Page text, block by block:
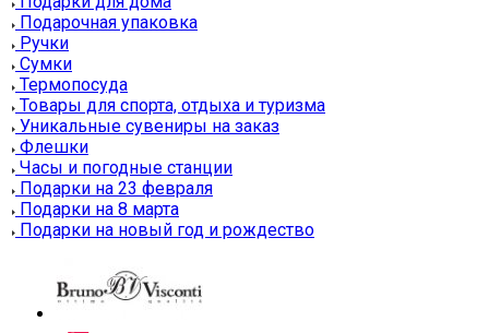
Подарочная упаковка
Ручки
Сумки
Термопосуда
Товары для спорта, отдыха и туризма
Уникальные сувениры на заказ
Флешки
Часы и погодные станции
Подарки на 23 февраля
Подарки на 8 марта
Подарки на новый год и рождество